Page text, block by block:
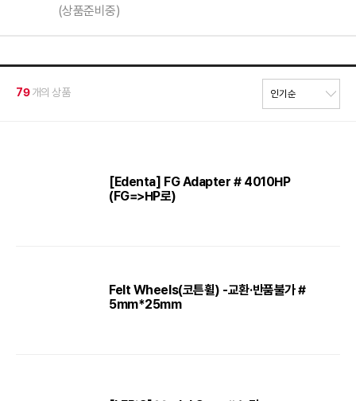
(상품준비중)
79개의 상품
[Edenta] FG Adapter # 4010HP
(FG=>HP로)
Felt Wheels(코튼휠) -교환·반품불가 #
5mm*25mm